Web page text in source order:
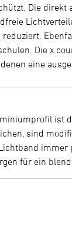
Die
Die
eine
ist
sind
für ein